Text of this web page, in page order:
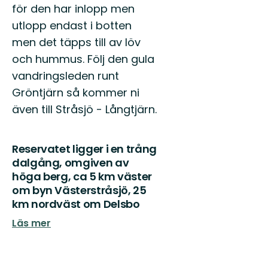
för den har inlopp men
utlopp endast i botten
men det täpps till av löv
och hummus. Följ den gula
vandringsleden runt
Gröntjärn så kommer ni
även till Stråsjö - Långtjärn.
Reservatet ligger i en trång
dalgång, omgiven av
höga berg, ca 5 km väster
om byn Västerstråsjö, 25
km nordväst om Delsbo
Läs mer